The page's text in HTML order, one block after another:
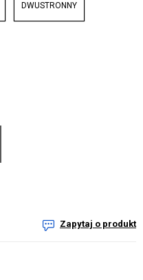
DWUSTRONNY
Zapytaj o produkt